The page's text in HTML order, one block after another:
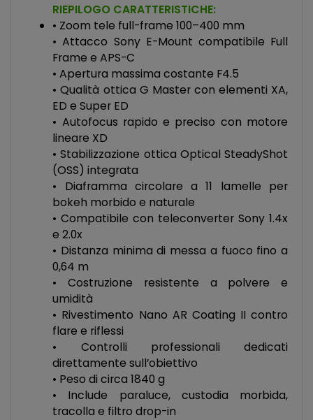
RIEPILOGO CARATTERISTICHE:
• Zoom tele full-frame 100–400 mm
• Attacco Sony E-Mount compatibile Full
Frame e APS-C
• Apertura massima costante F4.5
• Qualità ottica G Master con elementi XA,
ED e Super ED
• Autofocus rapido e preciso con motore
lineare XD
• Stabilizzazione ottica Optical SteadyShot
(OSS) integrata
• Diaframma circolare a 11 lamelle per
bokeh morbido e naturale
• Compatibile con teleconverter Sony 1.4x
e 2.0x
• Distanza minima di messa a fuoco fino a
0,64 m
• Costruzione resistente a polvere e
umidità
• Rivestimento Nano AR Coating II contro
flare e riflessi
• Controlli professionali dedicati
direttamente sull’obiettivo
• Peso di circa 1840 g
• Include paraluce, custodia morbida,
tracolla e filtro drop-in